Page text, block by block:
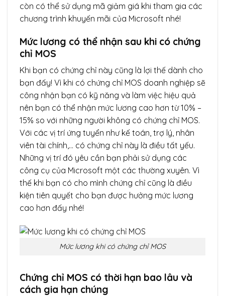
còn có thể sử dụng mã giảm giá khi tham gia các
chương trình khuyến mãi của Microsoft nhé!
Mức lương có thể nhận sau khi có chứng
chỉ MOS
Khi bạn có chứng chỉ này cũng là lợi thế dành cho
bạn đấy! Vì khi có chứng chỉ MOS doanh nghiệp sẽ
công nhận bạn có kỹ năng và làm việc hiệu quả
nên bạn có thể nhận mức lương cao hơn từ 10% –
15% so với những người không có chứng chỉ MOS.
Với các vị trí ứng tuyển như kế toán, trợ lý, nhân
viên tài chính,… có chứng chỉ này là điều tất yếu.
Những vị trí đó yêu cần bạn phải sử dụng các
công cụ của Microsoft một các thường xuyên. Vì
thế khi bạn có cho mình chứng chỉ cũng là điều
kiện tiên quyết cho bạn được hưởng mức lương
cao hơn đấy nhé!
Mức lương khi có chứng chỉ MOS
Chứng chỉ MOS có thời hạn bao lâu và
cách gia hạn chúng